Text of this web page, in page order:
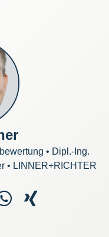
• Dipl.-Ing.
• LINNER+RICHTER